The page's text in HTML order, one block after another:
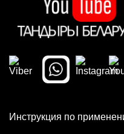
Инструкция по